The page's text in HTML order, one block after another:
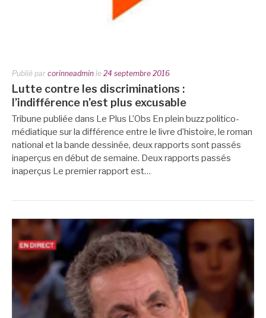
Publié par corinneadmin le 24 septembre 2016
Lutte contre les discriminations :
l’indifférence n’est plus excusable
Tribune publiée dans Le Plus L’Obs En plein buzz politico-
médiatique sur la différence entre le livre d’histoire, le roman
national et la bande dessinée, deux rapports sont passés
inaperçus en début de semaine. Deux rapports passés
inaperçus Le premier rapport est…